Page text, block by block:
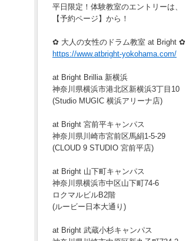
平日限定！体験教室のエントリーは、
【予約ページ】から！
✿ 大人の女性のドラム教室 at Bright ✿
https://www.atbright-yokohama.com/
at Bright Brillia 新横浜
神奈川県横浜市港北区新横浜3丁目10
(Studio MUGIC 横浜アリーナ店)
at Bright 宮前平キャンパス
神奈川県川崎市宮前区馬絹1-5-29
(CLOUD 9 STUDIO 宮前平店)
at Bright 山下町キャンパス
神奈川県横浜市中区山下町74-6
ロクマルビルB2階
(ルービー日本大通り)
at Bright 武蔵小杉キャンパス